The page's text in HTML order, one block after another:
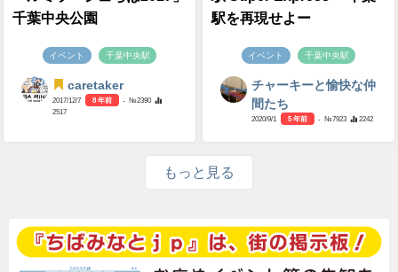
千葉中央公園
イベント 千葉中央駅
caretaker
2017/12/7 8 年前
- №2390
2517
駅を再現せよー
イベント 千葉中央駅
チャーキーと愉快な仲
間たち
2020/9/1 5 年前 - №7923 2242
もっと見る